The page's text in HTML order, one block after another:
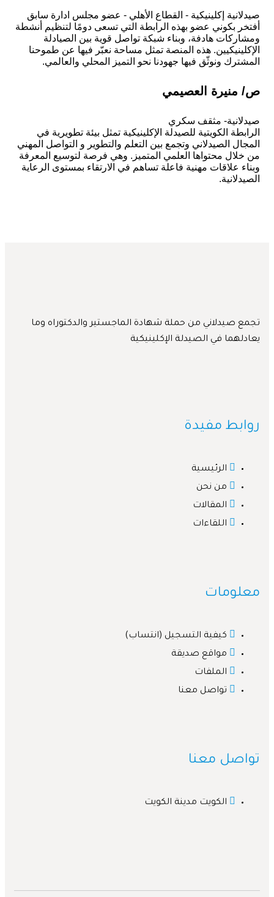
إكلينيكية - القطاع الأهلي - عضو مجلس ادارة سابق
بكوني عضو بهذه الرابطة التي تسعى دومًا لتنظيم أنشطة
هادفة، وبناء شبكة تواصل قوية بين الصيادلة
هذه المنصة تمثل مساحة نعبّر فيها عن طموحنا
ونوثّق فيها جهودنا نحو التميز المحلي والعالمي.
العصيمي
مثقف سكري
الكويتية للصيدلة الإكلينيكية تمثل بيئة تطويرية في
الصيدلاني وتجمع بين التعلم والتطوير و التواصل المهني
محتواها العلمي المتميز. وهي فرصة لتوسيع المعرفة
علاقات مهنية فاعلة تساهم في الارتقاء بمستوى الرعاية
صيدلاني من حملة شهادة الماجستير والدكتوراه وما
في الصيدلة الإكلينيكية
مفيدة
الرئيسية
من نحن
المقالات
اللقاءات
كيفية التسجيل (انتساب)
مواقع صديقة
الملفات
تواصل معنا
معنا
الكويت مدينة الكويت